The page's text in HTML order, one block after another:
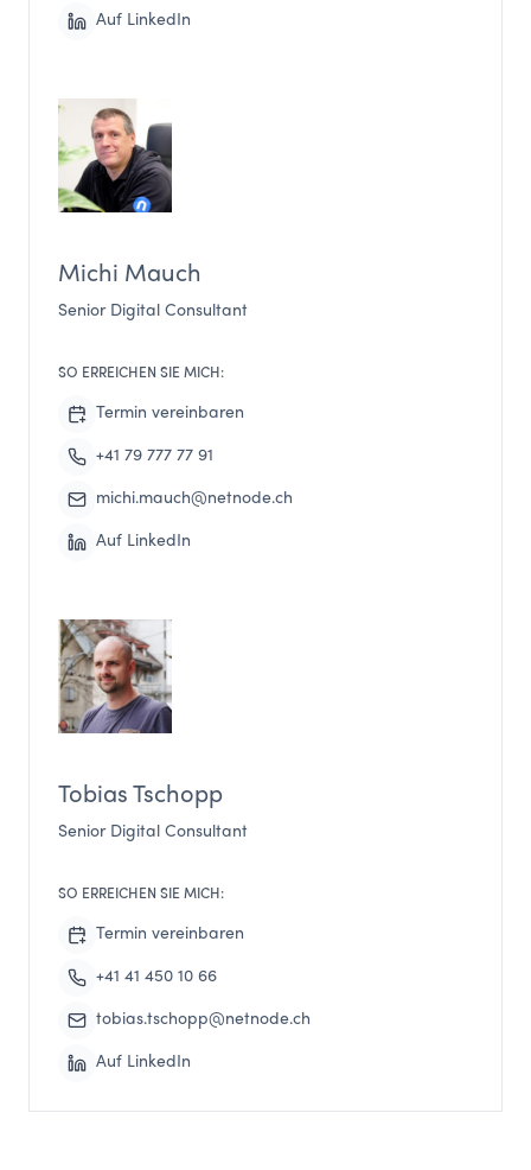
Auf LinkedIn
Michi Mauch
Senior Digital Consultant
SO ERREICHEN SIE MICH:
Termin vereinbaren
+41 79 777 77 91
michi.mauch@netnode.ch
Auf LinkedIn
Tobias Tschopp
Senior Digital Consultant
SO ERREICHEN SIE MICH:
Termin vereinbaren
+41 41 450 10 66
tobias.tschopp@netnode.ch
Auf LinkedIn